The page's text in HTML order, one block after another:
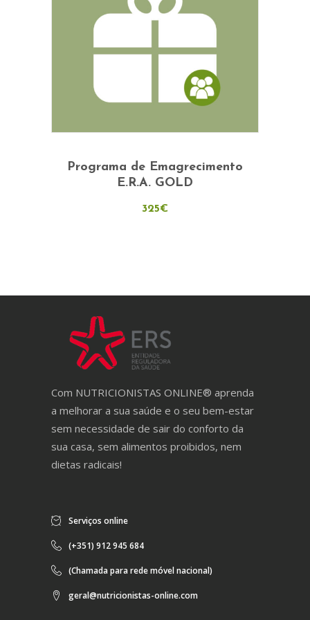
on
product
Programa de Emagrecimento
E.R.A. GOLD
325€
Com NUTRICIONISTAS ONLINE® aprenda
a melhorar a sua saúde e o seu bem-estar
sem necessidade de sair do conforto da
sua casa, sem alimentos proibidos, nem
dietas radicais!
Serviços online
(+351) 912 945 684
(Chamada para rede móvel nacional)
geral@nutricionistas-online.com